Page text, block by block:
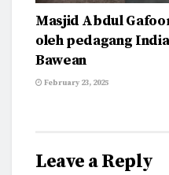
Masjid Abdul
oleh pedagang
Bawean
February 23, 2025
Leave a Reply